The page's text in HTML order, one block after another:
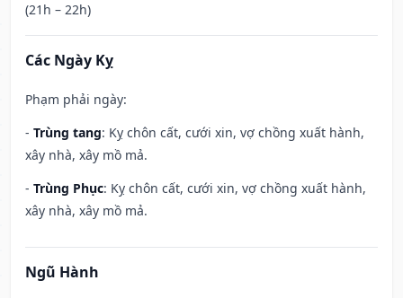
(21h – 22h)
Các Ngày Kỵ
Phạm phải ngày:
- Trùng tang: Kỵ chôn cất, cưới xin, vợ chồng xuất hành,
xây nhà, xây mồ mả.
- Trùng Phục: Kỵ chôn cất, cưới xin, vợ chồng xuất hành,
xây nhà, xây mồ mả.
Ngũ Hành